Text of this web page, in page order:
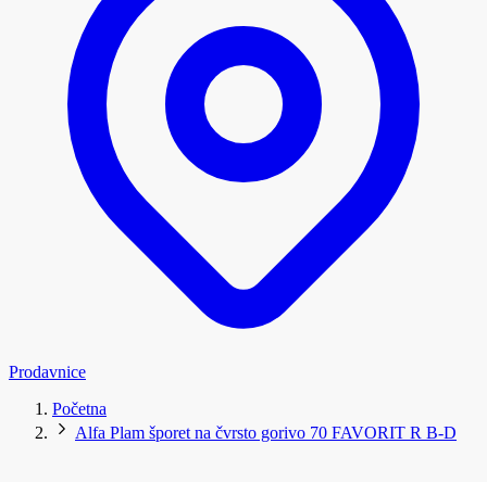
Prodavnice
Početna
Alfa Plam šporet na čvrsto gorivo 70 FAVORIT R B-D